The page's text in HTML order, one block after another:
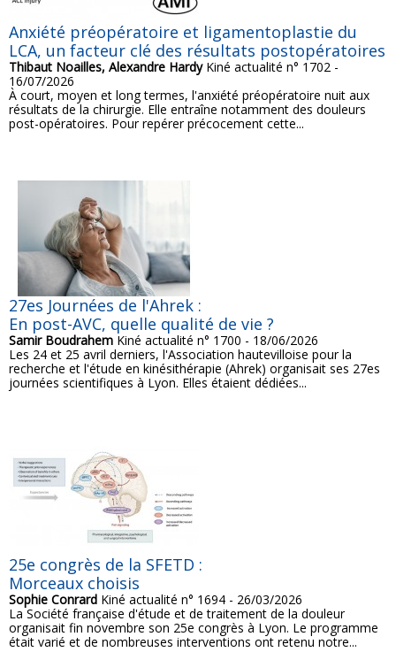
Anxiété préopératoire et ligamentoplastie du
LCA, un facteur clé des résultats postopératoires
Thibaut Noailles, Alexandre HardyKiné actualité n° 1702 -
16/07/2026
À court, moyen et long termes, l'anxiété préopératoire nuit aux
résultats de la chirurgie. Elle entraîne notamment des douleurs
post-opératoires. Pour repérer précocement cette...
27es Journées de l'Ahrek :
En post-AVC, quelle qualité de vie ?
Samir Boudrahem Kiné actualité n° 1700 - 18/06/2026
Les 24 et 25 avril derniers, l'Association hautevilloise pour la
recherche et l'étude en kinésithérapie (Ahrek) organisait ses 27es
journées scientifiques à Lyon. Elles étaient dédiées...
25e congrès de la SFETD :
Morceaux choisis
Sophie Conrard Kiné actualité n° 1694 - 26/03/2026
La Société française d'étude et de traitement de la douleur
organisait fin novembre son 25e congrès à Lyon. Le programme
était varié et de nombreuses interventions ont retenu notre...